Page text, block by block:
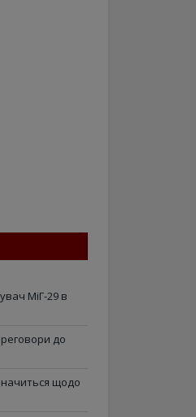
МіГ-29 в
до
щодо